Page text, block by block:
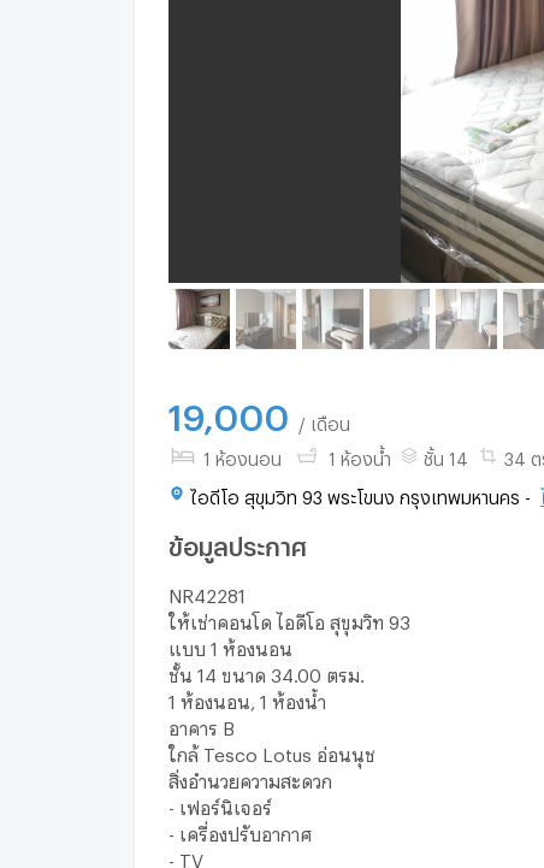
19,000 / เดือน
1 ห้องนอน 1 ห้องน้ำ ชั้น 14 34 ต
ไอดีโอ สุขุมวิท 93 พระโขนง กรุงเทพมหานคร -
ข้อมูลประกาศ
NR42281
ให้เช่าคอนโด ไอดีโอ สุขุมวิท 93
แบบ 1 ห้องนอน
ชั้น 14 ขนาด 34.00 ตรม.
1 ห้องนอน, 1 ห้องน้ำ
อาคาร B
ใกล้ Tesco Lotus อ่อนนุช
สิ่งอำนวยความสะดวก
- เฟอร์นิเจอร์
- เครื่องปรับอากาศ
- TV